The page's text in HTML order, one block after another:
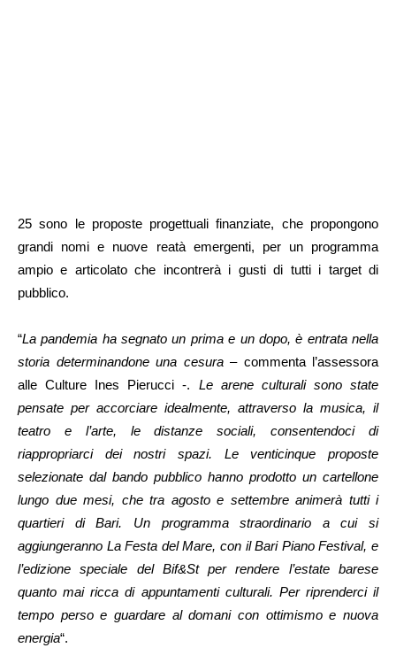
25 sono le proposte progettuali finanziate, che propongono
grandi nomi e nuove reatà emergenti, per un programma
ampio e articolato che incontrerà i gusti di tutti i target di
pubblico.
“La pandemia ha segnato un prima e un dopo, è entrata nella
storia determinandone una cesura– commenta l’assessora
alle Culture Ines Pierucci -. Le arene culturali sono state
pensate per accorciare idealmente, attraverso la musica, il
teatro e l’arte, le distanze sociali, consentendoci di
riappropriarci dei nostri spazi. Le venticinque proposte
selezionate dal bando pubblico hanno prodotto un cartellone
lungo due mesi, che tra agosto e settembre animerà tutti i
quartieri di Bari. Un programma straordinario a cui si
aggiungeranno La Festa del Mare, con il Bari Piano Festival, e
l’edizione speciale del Bif&St per rendere l’estate barese
quanto mai ricca di appuntamenti culturali. Per riprenderci il
tempo perso e guardare al domani con ottimismo e nuova
energia“.